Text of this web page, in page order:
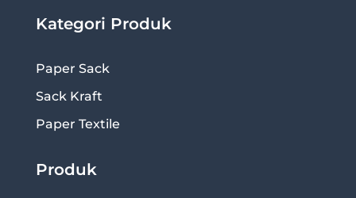
Kategori Produk
Paper Sack
Sack Kraft
Paper Textile
Produk